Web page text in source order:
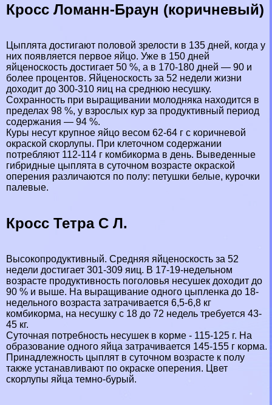
Кросс Ломанн-Браун (коричневый)
Цыплята достигают пoлoвoй зрелости в 135 дней, когда у
них появляется первое яйцо. Уже в 150 дней
яйценоскость достигает 50 %, а в 170-180 дней — 90 и
более процентов. Яйценоскость за 52 недели жизни
доходит до 300-310 яиц на среднюю несушку.
Сохранность при выращивании молодняка находится в
пределах 98 %, у взрослых кур за продуктивный период
содержания — 94 %.
Куры несут крупное яйцо весом 62-64 г с коричневой
окраской скорлупы. При клеточном содержании
потрeбляют 112-114 г комбикорма в день. Выведенные
гибридные цыплята в суточном возрасте окраской
оперения различаются по полу: петушки белые, курочки
палевые.
Кросс Тетра С Л.
Высокопродуктивный. Средняя яйценоскость за 52
недели достигает 301-309 яиц. В 17-19-недельном
возрасте продуктивность поголовья несушек доходит до
90 % и выше. На выращивание одного цыпленка до 18-
недельного возраста затрачивается 6,5-6,8 кг
комбикорма, на несушку с 18 до 72 недель требуется 43-
45 кг.
Суточная потребность несушек в корме - 115-125 г. На
образование одного яйца затрачивается 145-155 г корма.
Принадлежность цыплят в суточном возрасте к полу
также устанавливают по окраске оперения. Цвет
скорлупы яйца темно-бурый.